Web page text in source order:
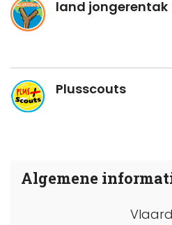
land jongerentak
Plusscouts
Algemene